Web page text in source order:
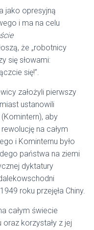
jako opresyjną
i ma na celu
że „robotnicy
się słowami:
się!”.
założyli pierwszy
ustanowili
aby
na całym
i Kominternu było
państwa na ziemi
dyktatury
roku przejęła Chiny.
całym świecie
oraz korzystały z jej